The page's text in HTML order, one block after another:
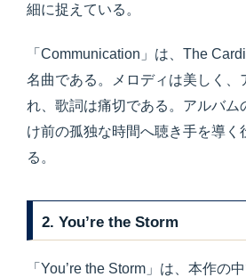
細に捉えている。
「Communication」は、The
名曲である。メロディは美しく、
れ、歌詞は痛切である。アルバム
け前の孤独な時間へ聴き手を導く
る。
2. You’re the Storm
「You’re the Storm」は、本作の